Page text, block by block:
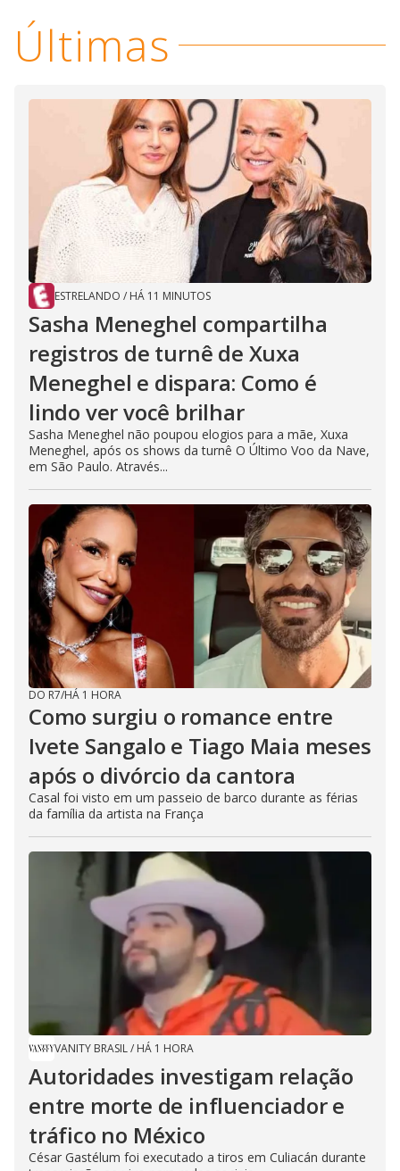
Últimas
ESTRELANDO / HÁ 11 MINUTOS
Sasha Meneghel compartilha
registros de turnê de Xuxa
Meneghel e dispara: Como é
lindo ver você brilhar
Sasha Meneghel não poupou elogios para a mãe, Xuxa
Meneghel, após os shows da turnê O Último Voo da Nave,
em São Paulo. Através...
DO R7/HÁ 1 HORA
Como surgiu o romance entre
Ivete Sangalo e Tiago Maia meses
após o divórcio da cantora
Casal foi visto em um passeio de barco durante as férias
da família da artista na França
VANITY BRASIL/ HÁ 1 HORA
Autoridades investigam relação
entre morte de influenciador e
tráfico no México
César Gastélum foi executado a tiros em Culiacán durante